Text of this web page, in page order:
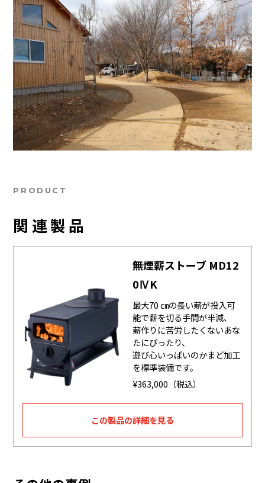
PRODUCT
関連製品
無煙薪ストーブ MD12
0ⅣK
最大70 ㎝の長い薪が投入可
能で薪を切る手間が半減、
薪作りに苦労したくないあな
たにぴったり、
遊び心いっぱいのかまど加工
を標準装備です。
¥363,000（税込）
この製品の詳細を見る